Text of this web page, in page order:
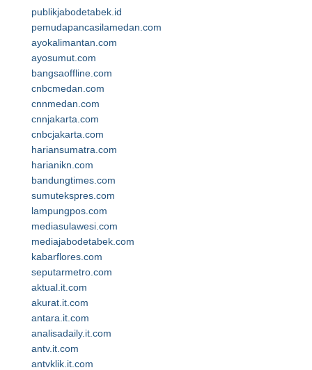
publikjabodetabek.id
pemudapancasilamedan.com
ayokalimantan.com
ayosumut.com
bangsaoffline.com
cnbcmedan.com
cnnmedan.com
cnnjakarta.com
cnbcjakarta.com
hariansumatra.com
harianikn.com
bandungtimes.com
sumutekspres.com
lampungpos.com
mediasulawesi.com
mediajabodetabek.com
kabarflores.com
seputarmetro.com
aktual.it.com
akurat.it.com
antara.it.com
analisadaily.it.com
antv.it.com
antvklik.it.com